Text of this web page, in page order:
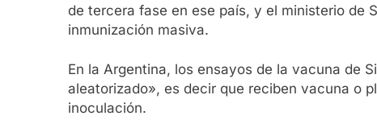
de tercera fase en ese país, y el ministerio de
inmunización masiva.
En la Argentina, los ensayos de la vacuna de
aleatorizado», es decir que reciben vacuna o
inoculación.